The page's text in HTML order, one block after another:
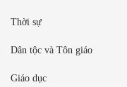
Thời sự
Dân tộc và Tôn giáo
Giáo dục